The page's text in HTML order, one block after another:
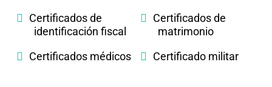
Certificados de
identificación fiscal
Certificados de
matrimonio
Certificados médicos
Certificado militar